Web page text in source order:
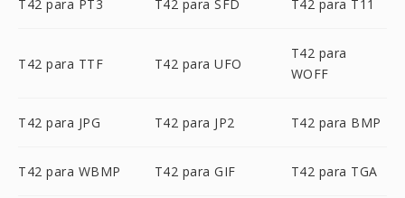
T42 para PT3 T42 para SFD T42 para T11
T42 para TTF T42 para UFO
T42 para
WOFF
T42 para JPG T42 para JP2 T42 para BMP
T42 para WBMP T42 para GIF T42 para TGA